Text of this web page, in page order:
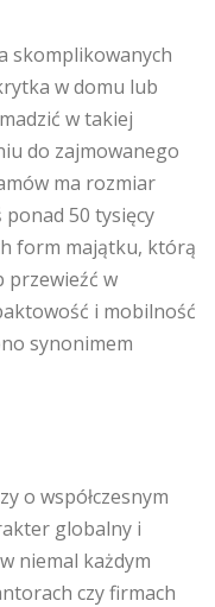
skomplikowanych
w domu lub
w takiej
do zajmowanego
ma rozmiar
50 tysięcy
form majątku, którą
przewieźć w
i mobilność
synonimem
o współczesnym
globalny i
niemal każdym
czy firmach